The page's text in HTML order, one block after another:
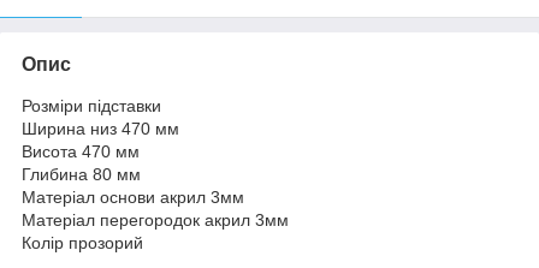
Опис
Розміри підставки
Ширина низ 470 мм
Висота 470 мм
Глибина 80 мм
Матеріал основи акрил 3мм
Матеріал перегородок акрил 3мм
Колір прозорий